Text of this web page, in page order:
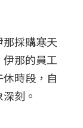
那採購寒天
那的員工
時段，自
刻。